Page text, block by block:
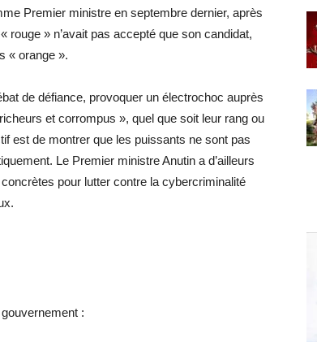
Premier ministre en septembre dernier, après
rouge » n’avait pas accepté que son candidat,
« orange ».
de défiance, provoquer un électrochoc auprès
et corrompus », quel que soit leur rang ou
est de montrer que les puissants ne sont pas
Le Premier ministre Anutin a d’ailleurs
pour lutter contre la cybercriminalité
: